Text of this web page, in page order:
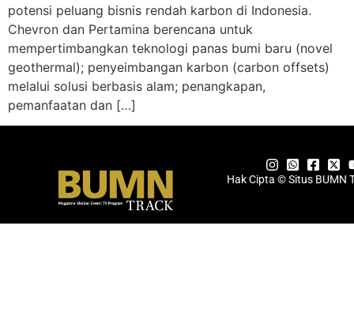
potensi peluang bisnis rendah karbon di Indonesia.
Chevron dan Pertamina berencana untuk
mempertimbangkan teknologi panas bumi baru (novel
geothermal); penyeimbangan karbon (carbon offsets)
melalui solusi berbasis alam; penangkapan,
pemanfaatan dan […]
Hak Cipta © Situs BUMN